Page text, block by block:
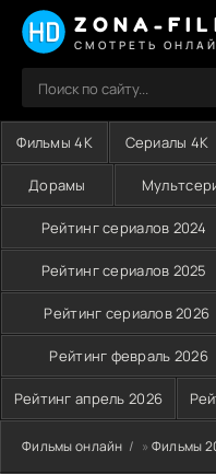
ZONA-
СМОТРЕТЬ
Фильмы 4K Сериалы 4K
Дорамы
Рейтинг сериалов 2024
Рейтинг сериалов 2025
Рейтинг сериалов 2026
Рейтинг февраль 2026
Рейтинг апрель 2026
Фильмы онлайн » Фильмы